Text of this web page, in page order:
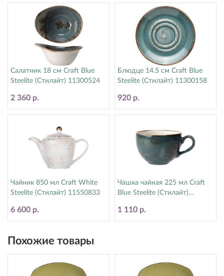
Салатник 18 см Craft Blue
Steelite (Стилайт) 11300524
2 360 р.
Блюдце 14.5 см Craft Blue
Steelite (Стилайт) 11300158
920 р.
Чайник 850 мл Craft White
Steelite (Стилайт) 11550833
6 600 р.
Чашка чайная 225 мл Craft
Blue Steelite (Стилайт)
1 110 р.
Похожие товары